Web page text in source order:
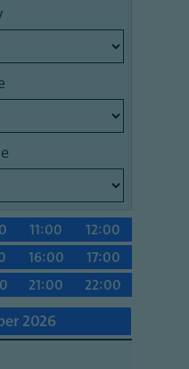
11:00
12:00
16:00
17:00
21:00 22:00
2026